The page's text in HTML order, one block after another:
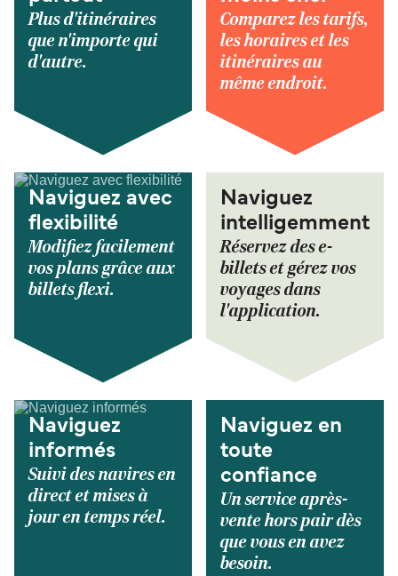
Plus d'itinéraires
que n'importe qui
d'autre.
Comparez les tarifs,
les horaires et les
itinéraires au
même endroit.
Naviguez avec
flexibilité
Modifiez facilement
vos plans grâce aux
billets flexi.
Naviguez
intelligemment
Réservez des e-
billets et gérez vos
voyages dans
l'application.
Naviguez
informés
Suivi des navires en
direct et mises à
jour en temps réel.
Naviguez en
toute
confiance
Un service après-
vente hors pair dès
que vous en avez
besoin.